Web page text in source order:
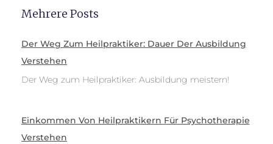
Mehrere Posts
Der Weg Zum Heilpraktiker: Dauer Der Ausbildung
Verstehen
Der Weg zum Heilpraktiker: Ausbildung meistern!
Einkommen Von Heilpraktikern Für Psychotherapie
Verstehen